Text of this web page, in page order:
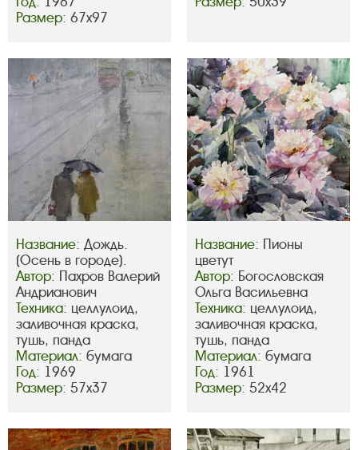
Размер: 67х97
Название: Дождь.
(Осень в городе).
Автор: Пахров Валерий
Андрианович
Техника: целлулоид,
заливочная краска,
тушь, панда
Материал: бумага
Год: 1969
Размер: 57х37
Название: Пионы
цветут
Автор: Богословская
Ольга Васильевна
Техника: целлулоид,
заливочная краска,
тушь, панда
Материал: бумага
Год: 1961
Размер: 52х42